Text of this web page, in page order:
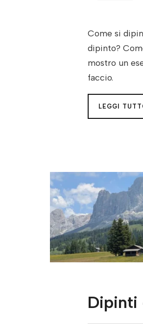
Come si
dipinto?
mostro un
faccio.
LEGGI
Dipinti